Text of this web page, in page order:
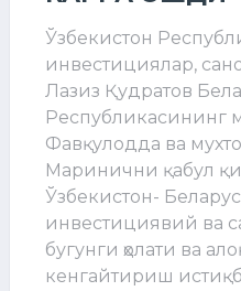
Ўзбекистон
инвестициялар,
Лазиз Қудратов
Республикасининг
Фавқулодда ва
Маринични қабул
Ўзбекистон-
инвестициявий ва
бугунги ҳолати ва
кенгайтириш